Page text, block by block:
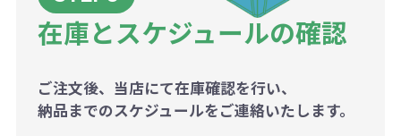
在庫とスケジュールの確認
ご注文後、当店にて在庫確認を行い、
納品までのスケジュールをご連絡いたします。